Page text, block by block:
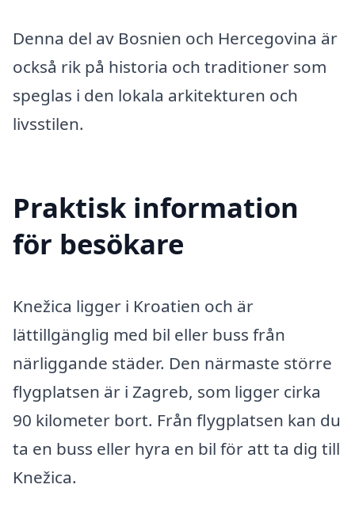
Denna del av Bosnien och Hercegovina är
också rik på historia och traditioner som
speglas i den lokala arkitekturen och
livsstilen.
Praktisk information
för besökare
Knežica ligger i Kroatien och är
lättillgänglig med bil eller buss från
närliggande städer. Den närmaste större
flygplatsen är i Zagreb, som ligger cirka
90 kilometer bort. Från flygplatsen kan du
ta en buss eller hyra en bil för att ta dig till
Knežica.